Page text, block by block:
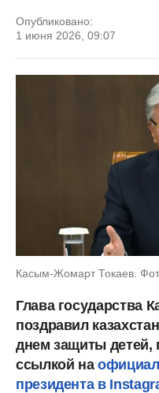
Опубликовано:
1 июня 2026, 09:07
Касым-Жомарт Токаев.
Глава государства
поздравил
днем защиты детей,
ссылкой на
президента в